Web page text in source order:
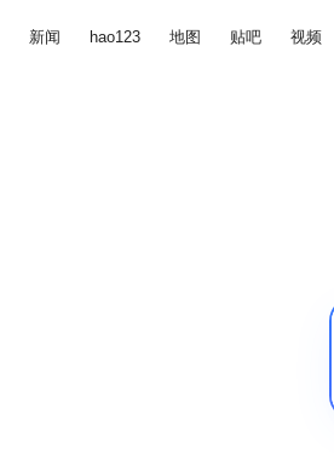
新闻 hao123 地图 贴吧 视频